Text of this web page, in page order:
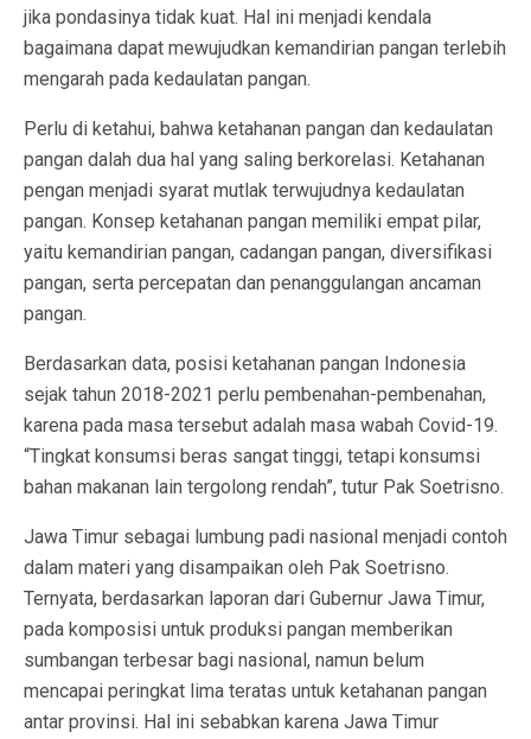
jika pondasinya tidak kuat. Hal ini menjadi kendala
bagaimana dapat mewujudkan kemandirian pangan terlebih
mengarah pada kedaulatan pangan.
Perlu di ketahui, bahwa ketahanan pangan dan kedaulatan
pangan dalah dua hal yang saling berkorelasi. Ketahanan
pengan menjadi syarat mutlak terwujudnya kedaulatan
pangan. Konsep ketahanan pangan memiliki empat pilar,
yaitu kemandirian pangan, cadangan pangan, diversifikasi
pangan, serta percepatan dan penanggulangan ancaman
pangan.
Berdasarkan data, posisi ketahanan pangan Indonesia
sejak tahun 2018-2021 perlu pembenahan-pembenahan,
karena pada masa tersebut adalah masa wabah Covid-19.
“Tingkat konsumsi beras sangat tinggi, tetapi konsumsi
bahan makanan lain tergolong rendah”, tutur Pak Soetrisno.
Jawa Timur sebagai lumbung padi nasional menjadi contoh
dalam materi yang disampaikan oleh Pak Soetrisno.
Ternyata, berdasarkan laporan dari Gubernur Jawa Timur,
pada komposisi untuk produksi pangan memberikan
sumbangan terbesar bagi nasional, namun belum
mencapai peringkat lima teratas untuk ketahanan pangan
antar provinsi. Hal ini sebabkan karena Jawa Timur